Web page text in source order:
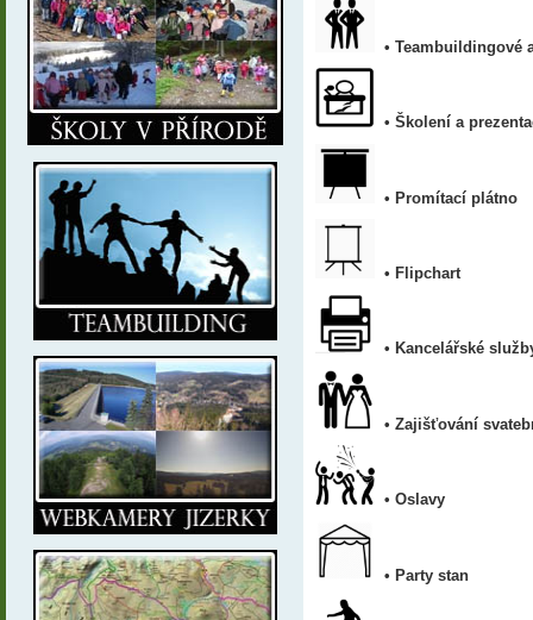
• Teambuildingové
• Školení a
• Promítací plátno
• Flipchart
• Kancelářské
• Zajišťování
• Oslavy
• Party stan